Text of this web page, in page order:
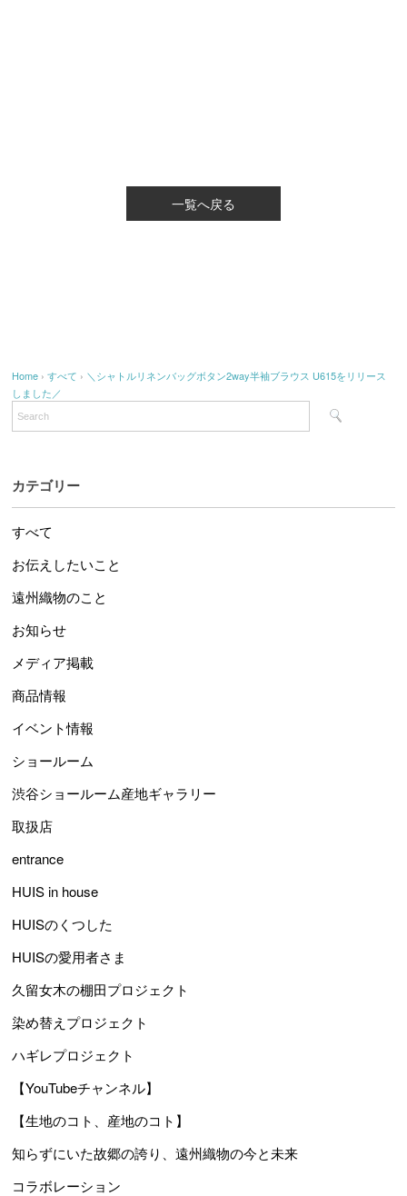
一覧へ戻る
Home ›すべて › ＼シャトルリネンバッグボタン2way半袖ブラウス U615をリリース
しました／
カテゴリー
すべて
お伝えしたいこと
遠州織物のこと
お知らせ
メディア掲載
商品情報
イベント情報
ショールーム
渋谷ショールーム産地ギャラリー
取扱店
entrance
HUIS in house
HUISのくつした
HUISの愛用者さま
久留女木の棚田プロジェクト
染め替えプロジェクト
ハギレプロジェクト
【YouTubeチャンネル】
【生地のコト、産地のコト】
知らずにいた故郷の誇り、遠州織物の今と未来
コラボレーション